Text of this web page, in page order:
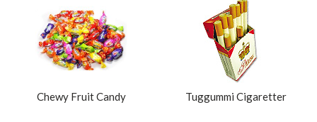
Chewy Fruit Candy Tuggummi Cigaretter